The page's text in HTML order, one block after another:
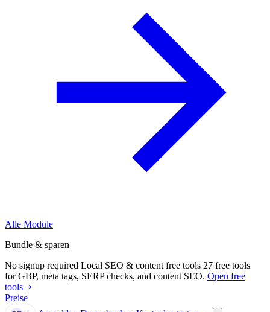
Alle Module
Bundle & sparen
No signup required Local SEO & content free tools 27 free tools
for GBP, meta tags, SERP checks, and content SEO. Open free
tools
Preise